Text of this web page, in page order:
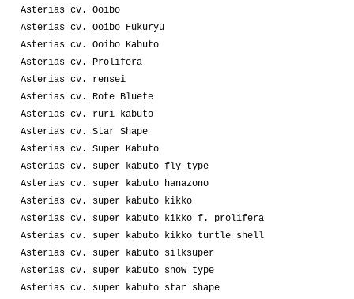
Asterias cv. Ooibo
Asterias cv. Ooibo Fukuryu
Asterias cv. Ooibo Kabuto
Asterias cv. Prolifera
Asterias cv. rensei
Asterias cv. Rote Bluete
Asterias cv. ruri kabuto
Asterias cv. Star Shape
Asterias cv. Super Kabuto
Asterias cv. super kabuto fly type
Asterias cv. super kabuto hanazono
Asterias cv. super kabuto kikko
Asterias cv. super kabuto kikko f. prolifera
Asterias cv. super kabuto kikko turtle shell
Asterias cv. super kabuto silksuper
Asterias cv. super kabuto snow type
Asterias cv. super kabuto star shape